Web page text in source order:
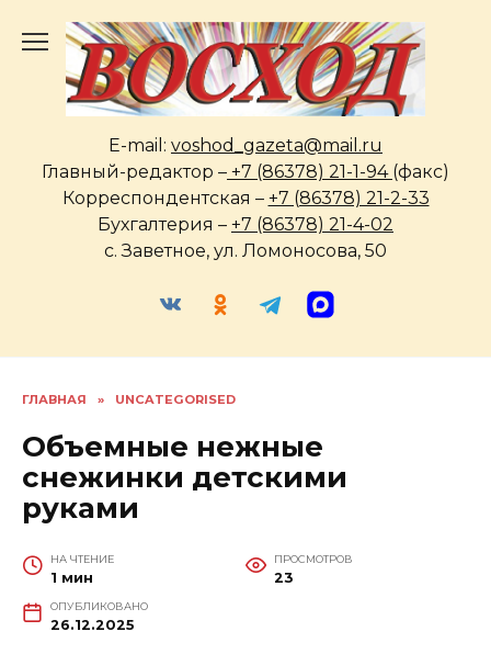
содержанию
E-mail: voshod_gazeta@mail.ru
Главный-редактор – +7 (86378) 21-1-94 (факс)
Корреспондентская – +7 (86378) 21-2-33
Бухгалтерия – +7 (86378) 21-4-02
с. Заветное, ул. Ломоносова, 50
ГЛАВНАЯ » UNCATEGORISED
Объемные нежные
снежинки детскими
руками
НА ЧТЕНИЕ
1 мин
ПРОСМОТРОВ
23
ОПУБЛИКОВАНО
26.12.2025